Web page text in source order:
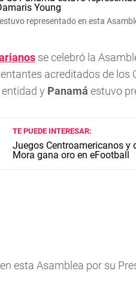
representado en esta
se celebró la
acreditados de los
y Panamá estuvo
TE PUEDE INTERESAR:
Juegos Centroamericanos y
Mora gana oro en eFootball
esta Asamblea por su